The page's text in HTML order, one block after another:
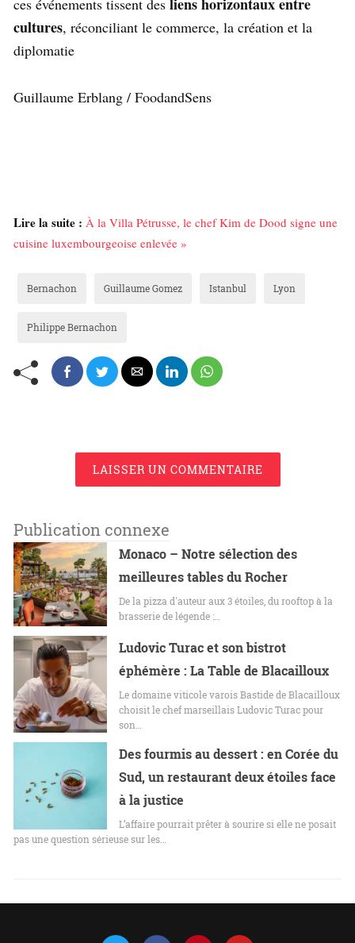
ces événements tissent des
cultures, réconciliant le commerce, la création et la
diplomatie
Guillaume Erblang / FoodandSens
Lire la suite : À la Villa Pétrusse, le chef Kim de Dood signe une
cuisine luxembourgeoise enlevée »
Bernachon Guillaume Gomez Istanbul Lyon
Philippe Bernachon
LAISSER UN COMMENTAIRE
Publication connexe
Monaco – Notre sélection des
meilleures tables du Rocher
De la pizza d'auteur aux 3 étoiles, du rooftop à la
brasserie de légende :…
Ludovic Turac et son bistrot
éphémère : La Table de Blacailloux
Le domaine viticole varois Bastide de Blacailloux
choisit le chef marseillais Ludovic Turac pour
son…
Des fourmis au dessert : en Corée du
Sud, un restaurant deux étoiles face
à la justice
L’affaire pourrait prêter à sourire si elle ne posait
pas une question sérieuse sur les…